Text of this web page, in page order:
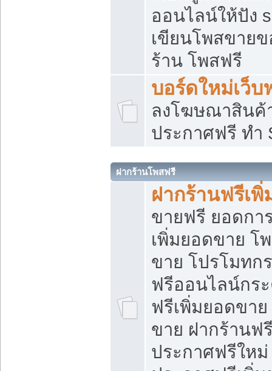
ออนไลน์ให้ปัง
เขียนโพสขาย
ร้าน โพสฟรี
บอร์ดใหม่เว็บ
ลงโฆษณาสิน
ประกาศฟรี ทำ
ฝากร้านโพสฟรี
ฝากร้านฟรีเ
ขายฟรี ยอดกา
เพิ่มยอดขาย โ
ขาย โปรโมทก
ฟรีออนไลน์กร
ฟรีเพิ่มยอดขา
ขาย ฝากร้านฟ
ประกาศฟรีใหม่